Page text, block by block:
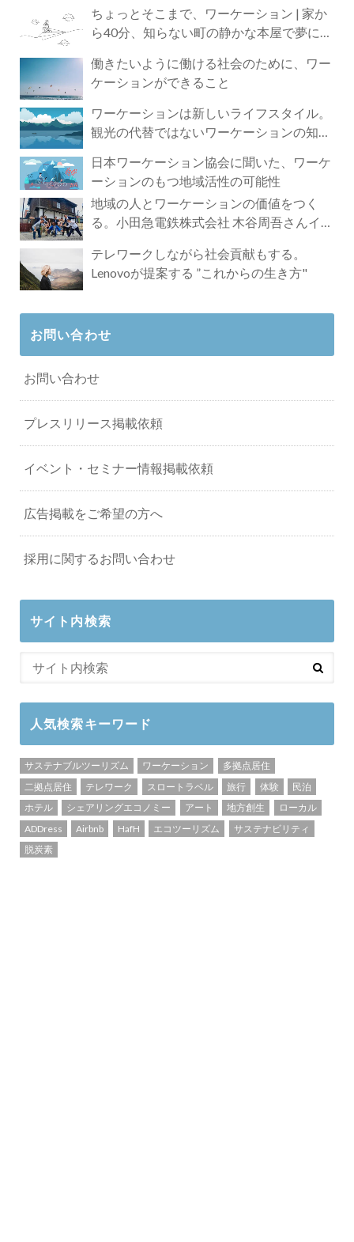
ちょっとそこまで、ワーケーション | 家か
ら40分、知らない町の静かな本屋で夢に近
働きたいように働ける社会のために、ワー
ケーションができること
ワーケーションは新しいライフスタイル。
観光の代替ではないワーケーションの知ら
日本ワーケーション協会に聞いた、ワーケ
ーションのもつ地域活性の可能性
地域の人とワーケーションの価値をつく
る。小田急電鉄株式会社 木谷周吾さんイン
テレワークしながら社会貢献もする。
Lenovoが提案する ”これからの生き方"
お問い合わせ
お問い合わせ
プレスリリース掲載依頼
イベント・セミナー情報掲載依頼
広告掲載をご希望の方へ
採用に関するお問い合わせ
サイト内検索
人気検索キーワード
サステナブルツーリズム ワーケーション
多拠点居住
二拠点居住
テレワーク スロートラベル 旅行 体験
民泊
ホテル
シェアリングエコノミー アート 地方創生
ローカル
ADDress
Airbnb HafH エコツーリズム
サステナビリティ
脱炭素